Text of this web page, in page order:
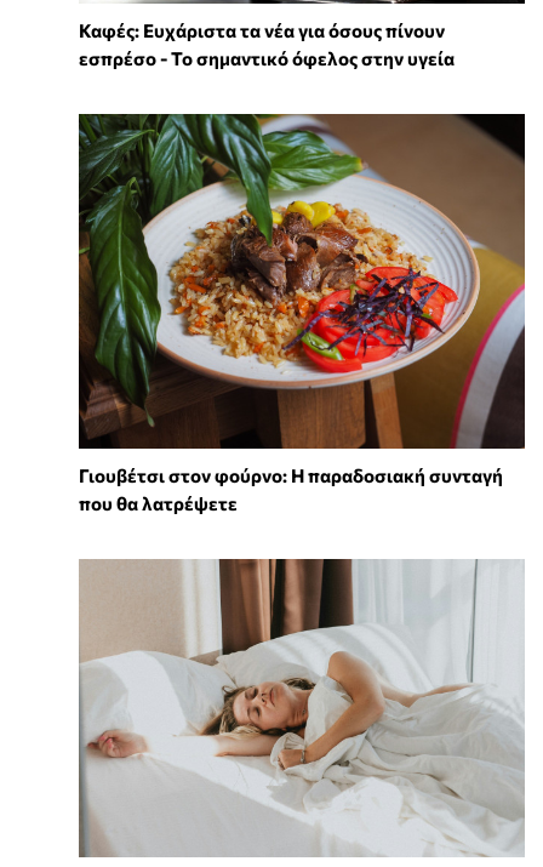
Καφές: Ευχάριστα τα νέα για όσους πίνουν
εσπρέσο - Το σημαντικό όφελος στην υγεία
Γιουβέτσι στον φούρνο: Η παραδοσιακή συνταγή
που θα λατρέψετε